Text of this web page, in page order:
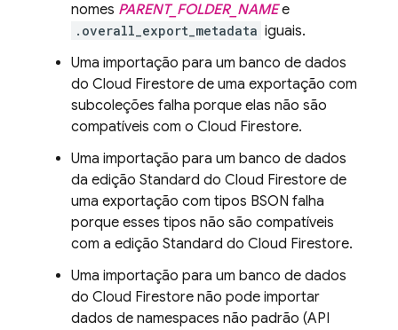
nomes PARENT_FOLDER_NAMEe
.overall_export_metadata iguais.
Uma importação para um banco de dados
do Cloud Firestore de uma exportação com
subcoleções falha porque elas não são
compatíveis com o Cloud Firestore.
Uma importação para um banco de dados
da edição Standard do Cloud Firestore de
uma exportação com tipos BSON falha
porque esses tipos não são compatíveis
com a edição Standard do Cloud Firestore.
Uma importação para um banco de dados
do Cloud Firestore não pode importar
dados de namespaces não padrão (API